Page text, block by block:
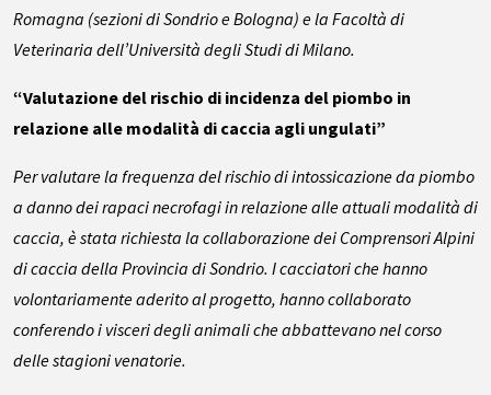
Romagna (sezioni di Sondrio e Bologna) e la Facoltà di
Veterinaria dell’Università degli Studi di Milano.
“Valutazione del rischio di incidenza del piombo in
relazione alle modalità di caccia agli ungulati”
Per valutare la frequenza del rischio di intossicazione da piombo
a danno dei rapaci necrofagi in relazione alle attuali modalità di
caccia, è stata richiesta la collaborazione dei Comprensori Alpini
di caccia della Provincia di Sondrio. I cacciatori che hanno
volontariamente aderito al progetto, hanno collaborato
conferendo i visceri degli animali che abbattevano nel corso
delle stagioni venatorie.